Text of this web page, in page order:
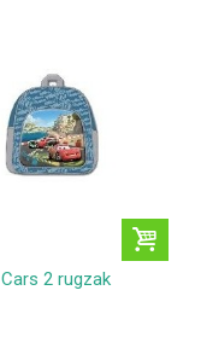
Cars 2 rugzak